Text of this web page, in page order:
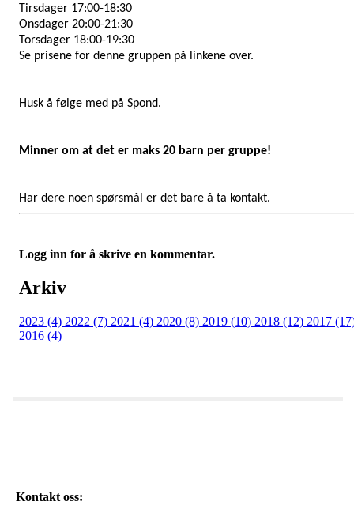
Tirsdager 17:00-18:30
Onsdager 20:00-21:30
Torsdager 18:00-19:30
Se prisene for denne gruppen på linkene over.
Husk å følge med på Spond.
Minner om at det er maks 20 barn per gruppe!
Har dere noen spørsmål er det bare å ta kontakt.
Logg inn for å skrive en kommentar.
Arkiv
2023 (4) 2022 (7) 2021 (4) 2020 (8) 2019 (10) 2018 (12) 2017
2016 (4)
Kontakt oss: